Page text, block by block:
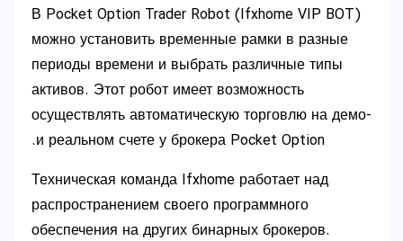
В Pocket Option Trader Robot (Ifxhome VIP BOT)
можно установить временные рамки в разные
периоды времени и выбрать различные типы
активов. Этот робот имеет возможность
осуществлять автоматическую торговлю на демо-
и реальном счете у брокера Pocket Option.
Техническая команда Ifxhome работает над
распространением своего программного
обеспечения на других бинарных брокеров.